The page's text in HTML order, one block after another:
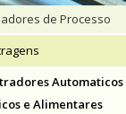
de Processo
e Alimentares